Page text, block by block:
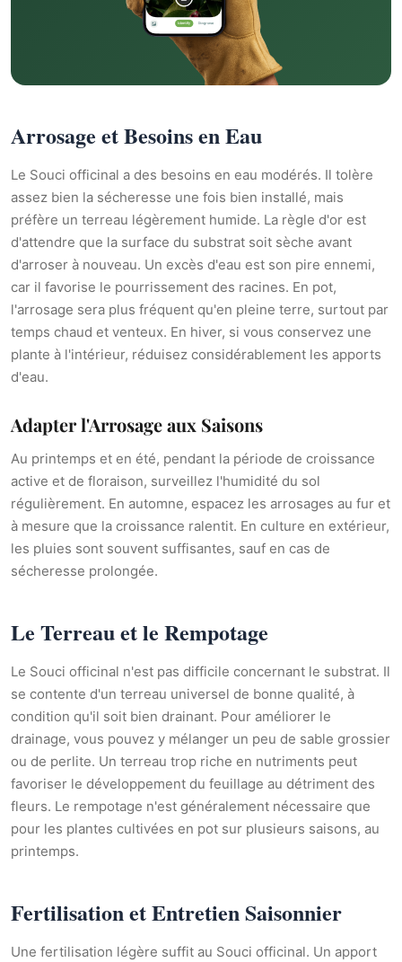
Arrosage et Besoins en Eau
Le Souci officinal a des besoins en eau modérés. Il tolère
assez bien la sécheresse une fois bien installé, mais
préfère un terreau légèrement humide. La règle d'or est
d'attendre que la surface du substrat soit sèche avant
d'arroser à nouveau. Un excès d'eau est son pire ennemi,
car il favorise le pourrissement des racines. En pot,
l'arrosage sera plus fréquent qu'en pleine terre, surtout par
temps chaud et venteux. En hiver, si vous conservez une
plante à l'intérieur, réduisez considérablement les apports
d'eau.
Adapter l'Arrosage aux Saisons
Au printemps et en été, pendant la période de croissance
active et de floraison, surveillez l'humidité du sol
régulièrement. En automne, espacez les arrosages au fur et
à mesure que la croissance ralentit. En culture en extérieur,
les pluies sont souvent suffisantes, sauf en cas de
sécheresse prolongée.
Le Terreau et le Rempotage
Le Souci officinal n'est pas difficile concernant le substrat. Il
se contente d'un terreau universel de bonne qualité, à
condition qu'il soit bien drainant. Pour améliorer le
drainage, vous pouvez y mélanger un peu de sable grossier
ou de perlite. Un terreau trop riche en nutriments peut
favoriser le développement du feuillage au détriment des
fleurs. Le rempotage n'est généralement nécessaire que
pour les plantes cultivées en pot sur plusieurs saisons, au
printemps.
Fertilisation et Entretien Saisonnier
Une fertilisation légère suffit au Souci officinal. Un apport